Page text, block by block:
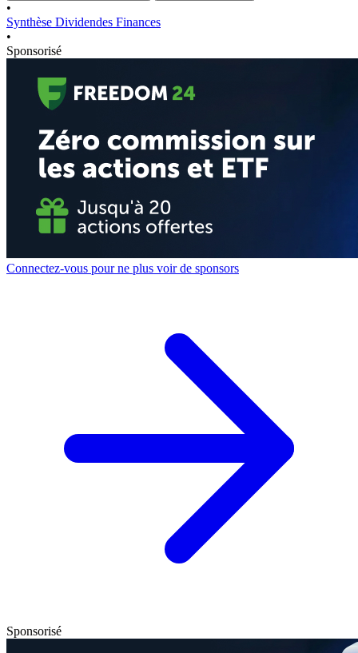
•
Synthèse Dividendes Finances
•
Sponsorisé
Connectez-vous pour ne plus voir de sponsors
Sponsorisé